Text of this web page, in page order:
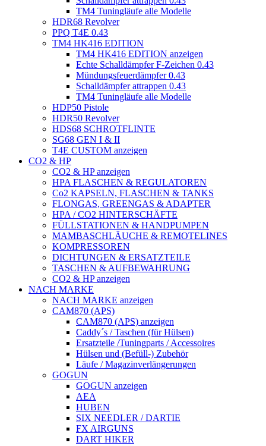
TM4 Tuningläufe alle Modelle
HDR68 Revolver
PPQ T4E 0.43
TM4 HK416 EDITION
TM4 HK416 EDITION anzeigen
Echte Schalldämpfer F-Zeichen 0.43
Mündungsfeuerdämpfer 0.43
Schalldämpfer attrappen 0.43
TM4 Tuningläufe alle Modelle
HDP50 Pistole
HDR50 Revolver
HDS68 SCHROTFLINTE
SG68 GEN I & II
T4E CUSTOM anzeigen
CO2 & HP
CO2 & HP anzeigen
HPA FLASCHEN & REGULATOREN
Co2 KAPSELN, FLASCHEN & TANKS
FLONGAS, GREENGAS & ADAPTER
HPA / CO2 HINTERSCHÄFTE
FÜLLSTATIONEN & HANDPUMPEN
MAMBASCHLÄUCHE & REMOTELINES
KOMPRESSOREN
DICHTUNGEN & ERSATZTEILE
TASCHEN & AUFBEWAHRUNG
CO2 & HP anzeigen
NACH MARKE
NACH MARKE anzeigen
CAM870 (APS)
CAM870 (APS) anzeigen
Caddy´s / Taschen (für Hülsen)
Ersatzteile /Tuningparts / Accessoires
Hülsen und (Befüll-) Zubehör
Läufe / Magazinverlängerungen
GOGUN
GOGUN anzeigen
AEA
HUBEN
SIX NEEDLER / DARTIE
FX AIRGUNS
DART HIKER